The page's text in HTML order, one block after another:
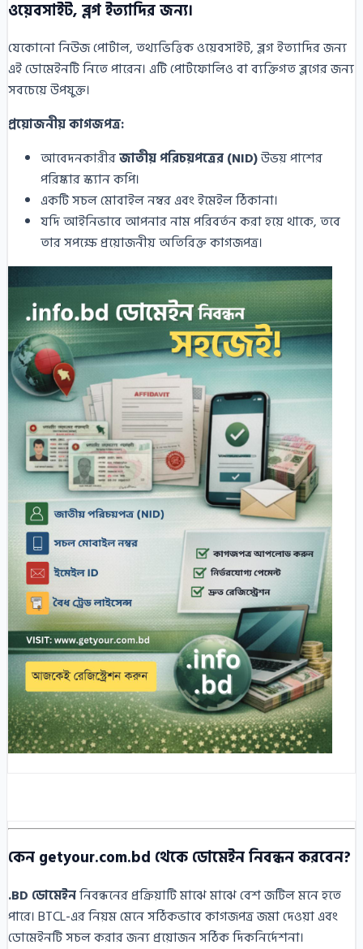
ওয়েবসাইট, ব্লগ ইত্যাদির জন্য।
যেকোনো নিউজ পোর্টাল, তথ্যভিত্তিক ওয়েবসাইট, ব্লগ ইত্যাদির জন্য
এই ডোমেইনটি নিতে পারেন। এটি পোর্টফোলিও বা ব্যক্তিগত ব্লগের জন্য
সবচেয়ে উপযুক্ত।
প্রয়োজনীয় কাগজপত্র:
আবেদনকারীরজাতীয় পরিচয়পত্রের (NID)উভয় পাশের
পরিষ্কার স্ক্যান কপি।
একটি সচল মোবাইল নম্বর এবং ইমেইল ঠিকানা।
যদি আইনিভাবে আপনার নাম পরিবর্তন করা হয়ে থাকে, তবে
তার সপক্ষে প্রয়োজনীয় অতিরিক্ত কাগজপত্র।
কেন getyour.com.bd থেকে ডোমেইন নিবন্ধন করবেন?
.BD ডোমেইননিবন্ধনের প্রক্রিয়াটি মাঝে মাঝে বেশ জটিল মনে হতে
পারে। BTCL-এর নিয়ম মেনে সঠিকভাবে কাগজপত্র জমা দেওয়া এবং
ডোমেইনটি সচল করার জন্য প্রয়োজন সঠিক দিকনির্দেশনা।